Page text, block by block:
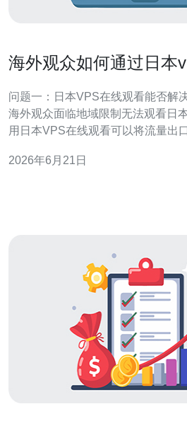
海外观众如何通过日本
问题一：日本VPS在线观看能否解
海外观众面临地域限制无法观看日
用日本VPS在线观看可以将流量出
是否明确允许流媒体转发，以及目
2026年6月21日